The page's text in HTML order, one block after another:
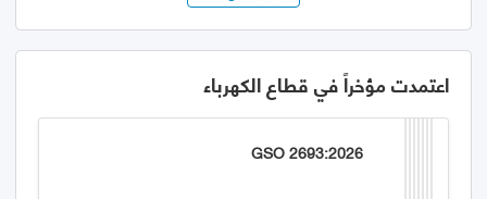
اعتمدت مؤخراً في قطاع الكهرباء
GSO 2693:2026